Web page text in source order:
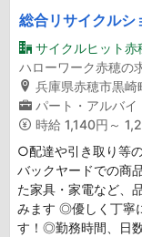
総合リサイクルシ
サイクルヒット赤
ハローワーク赤穂の
兵庫県赤穂市黒崎
パート・アルバイ
時給 1,140円～
○配達や引き取り等
バックヤードでの商
た家具・家電など、
みます ◎優しく丁寧
す！◎勤務時間、日